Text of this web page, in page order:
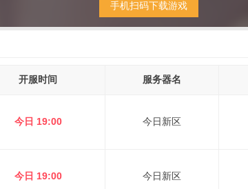
手机扫码下载游戏
开服时间 服务器名
今日 19:00 今日新区
今日 19:00 今日新区